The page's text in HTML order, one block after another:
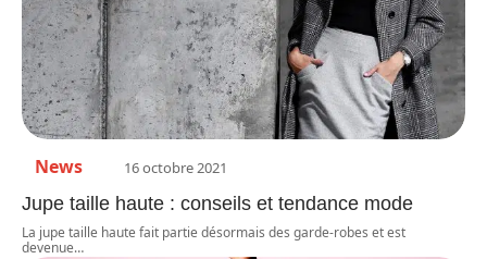
News 16 octobre 2021
Jupe taille haute : conseils et tendance mode
La jupe taille haute fait partie désormais des garde-robes et est
devenue…